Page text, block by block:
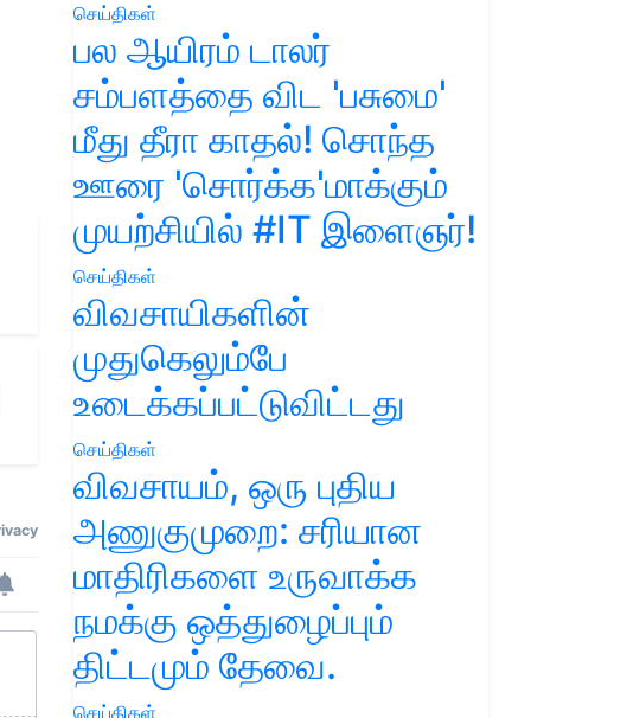
செய்திகள்
பல ஆயிரம் டாலர்
சம்பளத்தை விட 'பசுமை'
மீது தீரா காதல்! சொந்த
ஊரை 'சொர்க்க'மாக்கும்
முயற்சியில் #IT இளைஞர்!
செய்திகள்
விவசாயிகளின்
முதுகெலும்பே
உடைக்கப்பட்டுவிட்டது
செய்திகள்
விவசாயம், ஒரு புதிய
அணுகுமுறை: சரியான
மாதிரிகளை உருவாக்க
நமக்கு ஒத்துழைப்பும்
திட்டமும் தேவை.
செய்திகள்